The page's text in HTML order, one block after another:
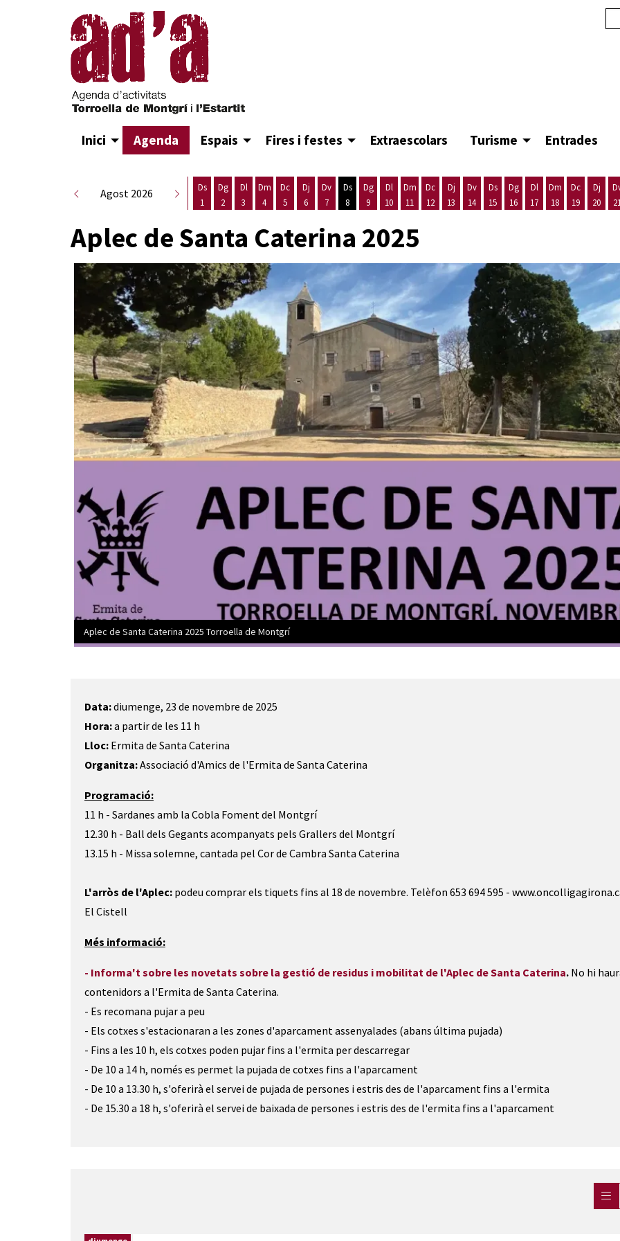
Inici Agenda Espais Fires i festes Extraescolars Turisme Entrades
Agost 2026
Ds
1
Dg
2
Dl
3
Dm
4
Dc
5
Dj
6
Dv
7
Ds
8
Dg
9
Dl
10
Dm
11
Dc
12
Dj
13
Dv
14
Ds
15
Dg
16
Dl
17
Dm
18
Dc
19
Dj
20
Aplec de Santa Caterina 2025
Aplec de Santa Caterina 2025 Torroella de Montgrí
Data:diumenge, 23 de novembre de 2025
Hora:a partir de les 11 h
Lloc: Ermita de Santa Caterina
Organitza:Associació d'Amics de l'Ermita de Santa Caterina
Programació:
11 h - Sardanes amb la Cobla Foment del Montgrí
12.30 h - Ball dels Gegants acompanyats pels Grallers del Montgrí
13.15 h - Missa solemne, cantada pel Cor de Cambra Santa Caterina
L'arròs de l'Aplec: podeu comprar els tiquets fins al 18 de novembre. Telèfon 653 694 595 -
El Cistell
Més informació:
- Informa't sobre les novetats sobre la gestió de residus i mobilitat de l'Aplec de Santa Caterina. No hi
contenidors a l'Ermita de Santa Caterina.
- Es recomana pujar a peu
- Els cotxes s'estacionaran a les zones d'aparcament assenyalades (abans última pujada)
- Fins a les 10 h, els cotxes poden pujar fins a l'ermita per descarregar
- De 10 a 14 h, només es permet la pujada de cotxes fins a l'aparcament
- De 10 a 13.30 h, s'oferirà el servei de pujada de persones i estris des de l'aparcament fins a l'ermita
- De 15.30 a 18 h, s'oferirà el servei de baixada de persones i estris des de l'ermita fins a l'aparcament